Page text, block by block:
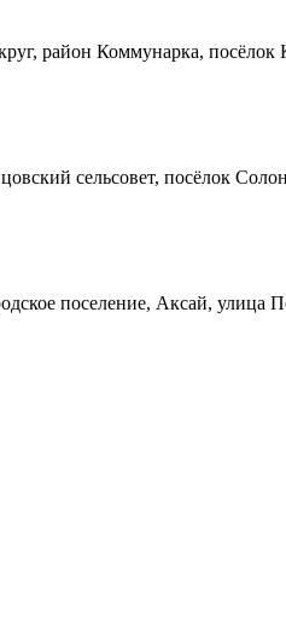
район Коммунарка,
сельсовет, посёлок
поселение, Аксай, улица